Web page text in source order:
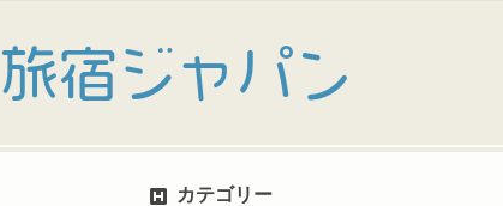
旅宿ジャパン
カテゴリー